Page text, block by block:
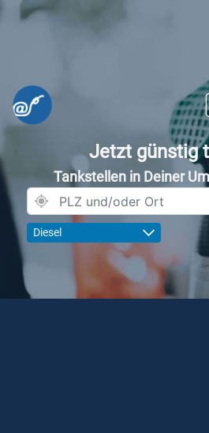
Jetzt günstig
Tankstellen in Deiner
Diesel